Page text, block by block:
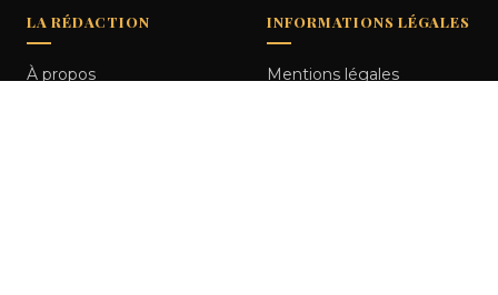
LA RÉDACTION
À propos
INFORMATIONS LÉGALES
Mentions légales